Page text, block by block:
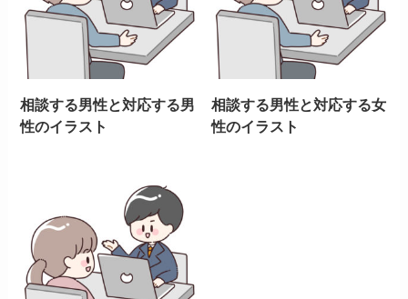
相談する男性と対応する男
性のイラスト
相談する男性と対応する女
性のイラスト